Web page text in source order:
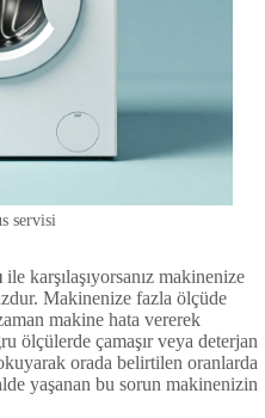
servisi
ile karşılaşıyorsanız makinenize
Makinenize fazla ölçüde
makine hata vererek
ölçülerde çamaşır veya deterjan
orada belirtilen oranlarda
yaşanan bu sorun makinenizin